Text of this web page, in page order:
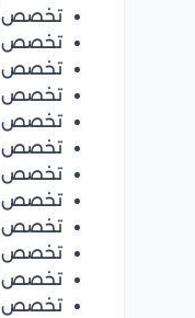
تخصص
تخصص
تخصص
تخصص
تخصص
تخصص
تخصص
تخصص
تخصص
تخصص
تخصص
تخصص